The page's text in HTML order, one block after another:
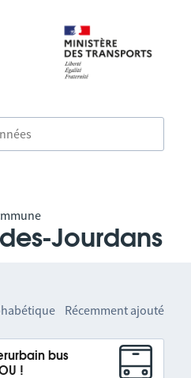
Jourdans
Récemment ajouté
bus
!